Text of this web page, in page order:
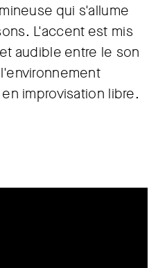
qui s'allume
L'accent est mis
audible entre le son
improvisation libre.